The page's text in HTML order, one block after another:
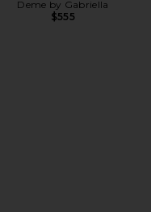
Deme by Gabriella
$555